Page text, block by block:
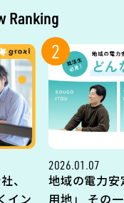
Ranking
、
イン
2
2026.01.07
地域の電力
用地」 その